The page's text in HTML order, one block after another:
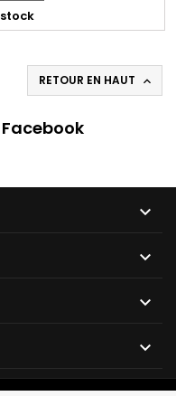
RETOUR EN HAUT 



